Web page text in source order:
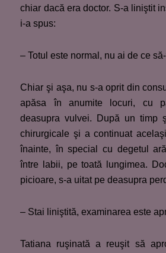
chiar dacă era doctor. S-a liniştit
i-a spus:
– Totul este normal, nu ai de ce
Chiar şi aşa, nu s-a oprit din
apăsa în anumite locuri, cu
deasupra vulvei. După un timp
chirurgicale şi a continuat
înainte, în special cu degetul
între labii, pe toată lungimea.
picioare, s-a uitat pe deasupra
– Stai liniştită, examinarea este
Tatiana ruşinată a reuşit să